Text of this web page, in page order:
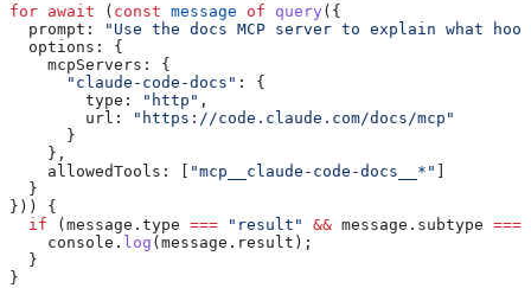
for await ( const message of query ({
  prompt:
"Use the docs MCP server to explain what
  options:
{
    mcpServers:
{
      "claude-code-docs"
:
{
        type:
"http" ,
        url:
"https://code.claude.com/docs/mcp"
      }
    },
    allowedTools:
"mcp__claude-code-docs__*"
  }
})) {
  if
( message . type === "result" && message . subtype ===
    console
. log ( message . result );
  }
}